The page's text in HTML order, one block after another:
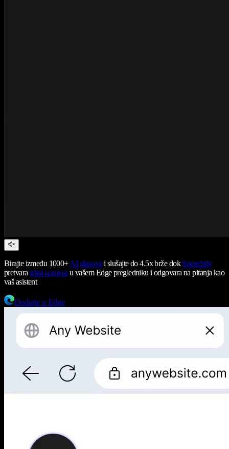
Birajte između 1000+AI glasova i slušajte do 4.5x brže dokSpeechify
pretvara tekst u govoru vašem Edge pregledniku i odgovara na pitanja kao
vaš asistent
Dodajte u Edge